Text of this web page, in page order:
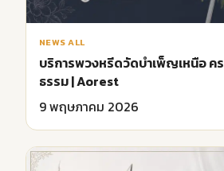
NEWS ALL
บริการพวงหรีดวัดบำเพ็ญเหนือ ค
ธรรม | Aorest
9 พฤษภาคม 2026